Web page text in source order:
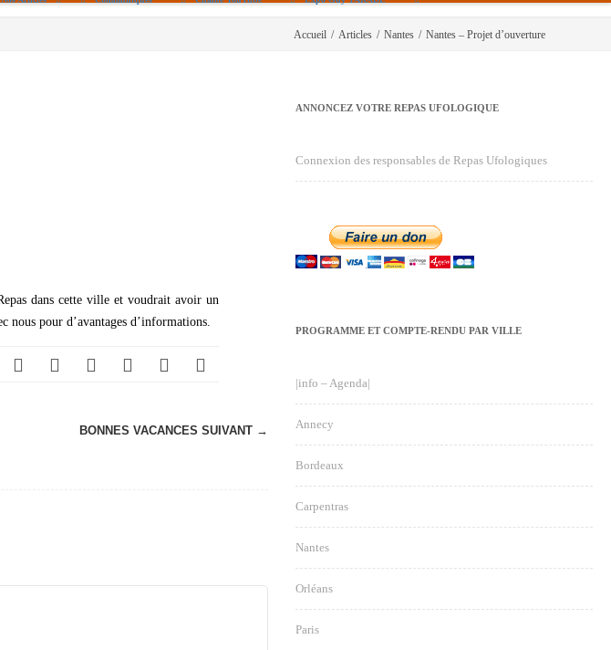
Accueil / Articles / Nantes / Nantes – Projet d’ouverture
dans cette ville et voudrait avoir un
nous pour d’avantages d’informations.
BONNES VACANCES SUIVANT →
ANNONCEZ VOTRE REPAS UFOLOGIQUE
Connexion des responsables de Repas Ufologiques
PROGRAMME ET COMPTE-RENDU PAR VILLE
|info – Agenda|
Annecy
Bordeaux
Carpentras
Nantes
Orléans
Paris